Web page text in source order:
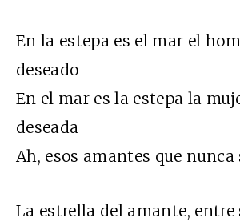
En la estepa es el mar el
deseado
En el mar es la estepa la
deseada
Ah, esos amantes que nunca
La estrella del amante, entre